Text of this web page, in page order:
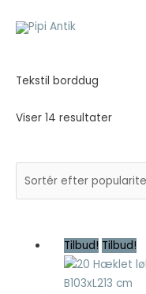
Tekstil borddug
Viser 14 resultater
Tilbud! Tilbud!